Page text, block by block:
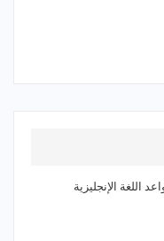
اللغة الإنجليزية